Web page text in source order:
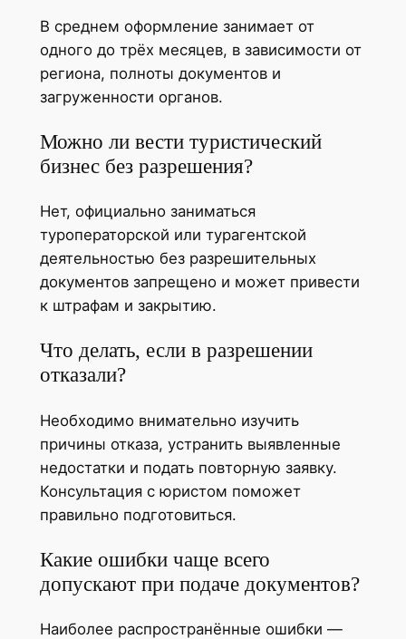
В среднем оформление занимает от
одного до трёх месяцев, в зависимости от
региона, полноты документов и
загруженности органов.
Можно ли вести туристический
бизнес без разрешения?
Нет, официально заниматься
туроператорской или турагентской
деятельностью без разрешительных
документов запрещено и может привести
к штрафам и закрытию.
Что делать, если в разрешении
отказали?
Необходимо внимательно изучить
причины отказа, устранить выявленные
недостатки и подать повторную заявку.
Консультация с юристом поможет
правильно подготовиться.
Какие ошибки чаще всего
допускают при подаче документов?
Наиболее распространённые ошибки —